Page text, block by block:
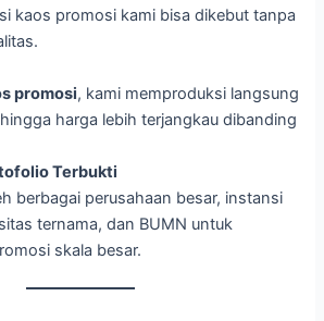
kaos promosi kami bisa dikebut tanpa
promosi, kami memproduksi langsung
harga lebih terjangkau dibanding
Terbukti
berbagai perusahaan besar, instansi
ternama, dan BUMN untuk
skala besar.